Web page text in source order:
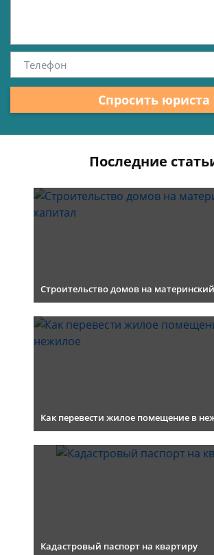
Спросить юриста
Последние
Строительство домов на
Как перевести жилое помещение в
Кадастровый паспорт на квартиру